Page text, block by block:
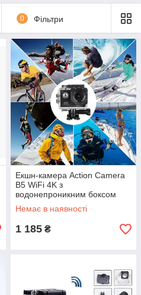
0 Фільтри
Екшн-камера Action Camera
B5 WiFi 4K з
водонепроникним боксом
Найкраща ціна!
Немає в наявності
1 185 ₴